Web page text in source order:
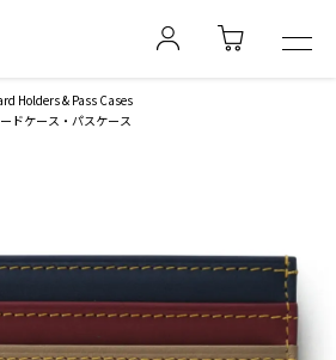
Holders & Pass Cases
ドケース・パスケース